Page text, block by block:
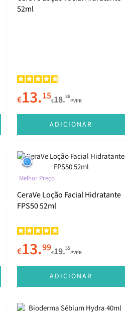
52ml
€13.15€18.36
PVPR
ADICIONAR
Melhor Preço
CeraVe Loção Facial Hidratante
FPS50 52ml
€13.99€19.55
PVPR
ADICIONAR